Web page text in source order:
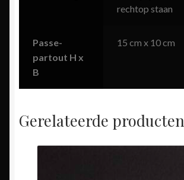
rechtop staan
Passe-
partout H x
B
15 cm x 10 cm
Gerelateerde producten